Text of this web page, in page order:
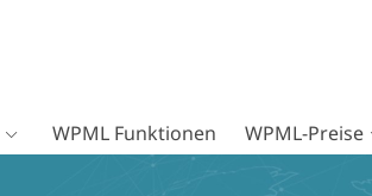
WPML Funktionen WPML-Preise